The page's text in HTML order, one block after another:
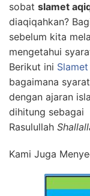
sobat slamet
diaqiqahkan?
sebelum kita
mengetahui
Berikut ini
bagaimana
dengan ajaran
dihitung sebagai
Rasulullah
Kami Juga